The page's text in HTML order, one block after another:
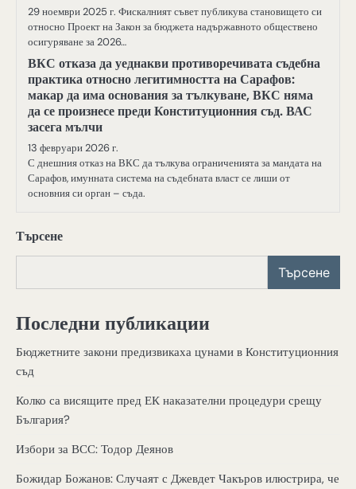
29 ноември 2025 г. Фискалният съвет публикува становището си
относно Проект на Закон за бюджета надържавното обществено
осигуряване за 2026…
ВКС отказа да уеднакви противоречивата съдебна
практика относно легитимността на Сарафов:
макар да има основания за тълкуване, ВКС няма
да се произнесе преди Конституционния съд. ВАС
засега мълчи
13 февруари 2026 г.
С днешния отказ на ВКС да тълкува ограниченията за мандата на
Сарафов, имунната система на съдебната власт се лиши от
основния си орган – съда.
Търсене
Търсене
Последни публикации
Бюджетните закони предизвикаха цунами в Конституционния
съд
Колко са висящите пред ЕК наказателни процедури срещу
България?
Избори за ВСС: Тодор Деянов
Божидар Божанов: Случаят с Джевдет Чакъров илюстрира, че